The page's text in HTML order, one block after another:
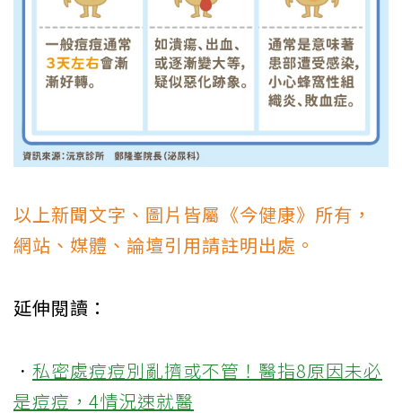
以上新聞文字、圖片皆屬《今健康》所有，
網站、媒體、論壇引用請註明出處。
延伸閱讀：
． 私密處痘痘別亂擠或不管！醫指8原因未必
是痘痘，4情況速就醫